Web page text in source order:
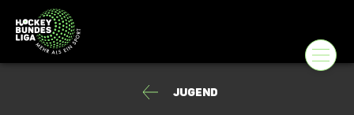
Jugend